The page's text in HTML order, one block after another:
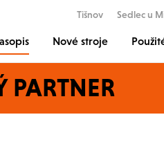
Tišnov Sedlec u
Nové stroje